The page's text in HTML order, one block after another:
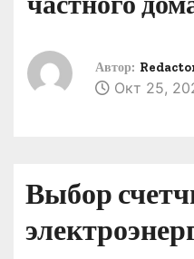
Автор:
Окт 25,
Выбор